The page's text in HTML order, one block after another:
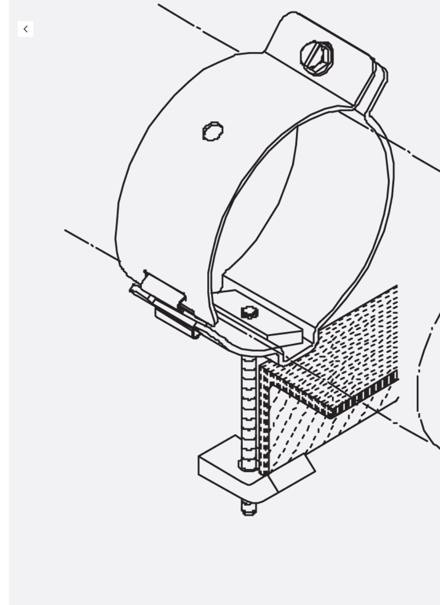
Geländerbefestigungsschienen
Zurück
Geländerbefestigungsschiene
Spezialschrauben
Zurück
Spezialschrauben
Hakenkopfschraube JA
Hakenkopfschraube JB
Sollbruchschraube JB-SB
Hakenkopfschraube JC
Hammerkopfschraube JD
Hammerkopfschraube JG
Hammerkopfschraube JH
Sollbruchschraube JH-SB
Doppelkerbzahnschraube JKB
Doppelkerbzahnschraube JKC
Zahnschraube JXB
Zahnschraube JXD
Zahnschraube JXE
Zahnschraube JXH
Zahnschraube JZS
Anschlagbefestigungen
Zurück Anschlagbefestigungen
Liftschachtanker JLF
Liftschachtschlinge JLS
Maueranschlussschienen
Zurück
Maueranschlussschiene KT
Trapezblechbefestigungsschienen
Zurück
Trapezblechbefestigungsschiene
Gerüstschuhe
Zurück Gerüstschuhe
Gerüstschuhe JG
Befestigungszubehör
Kantenschutzwinkel